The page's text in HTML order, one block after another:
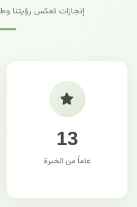
إنجازات تعكس رؤيتنا
13
عاماً من الخبرة